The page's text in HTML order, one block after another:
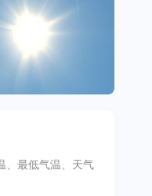
、最低气温、天气